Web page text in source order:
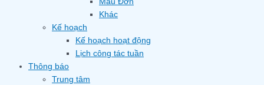
Khác
Kế hoạch
Kế hoạch hoạt động
Lịch công tác tuần
Thông báo
Trung tâm